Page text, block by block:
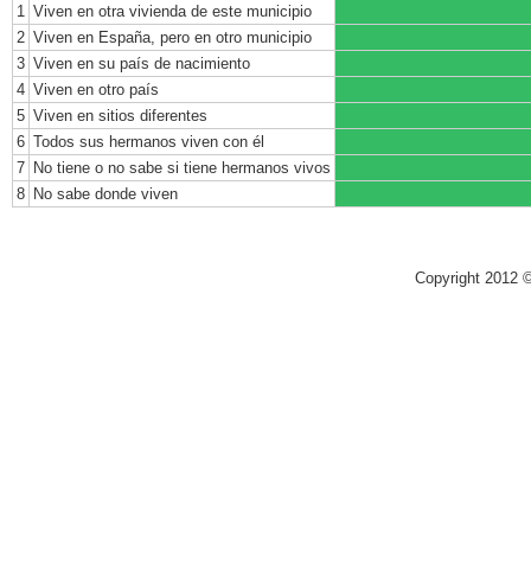
1 Viven en otra vivienda de este municipio
2 Viven en España, pero en otro municipio
3 Viven en su país de nacimiento
4 Viven en otro país
5 Viven en sitios diferentes
6 Todos sus hermanos viven con él
7 No tiene o no sabe si tiene hermanos vivos
8 No sabe donde viven
Copyright 2012